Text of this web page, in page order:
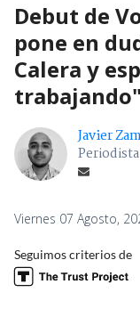
Debut de
pone en
Calera y
trabajando"
Javier
Viernes 07 Agosto,
Seguimos criterios de